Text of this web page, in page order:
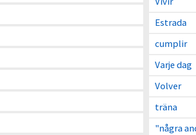
Estrada
cumplir
Varje dag
Volver
träna
"några